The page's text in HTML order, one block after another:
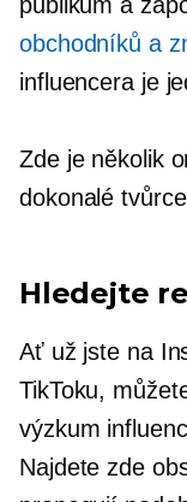
obchodníků a
influencera je
Zde je několik
dokonalé
Hledejte
Ať už jste na
TikToku,
výzkum
Najdete zde